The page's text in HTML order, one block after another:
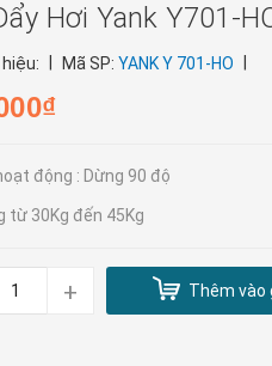
Hơi Yank Y701-
Mã SP: YANK Y 701-HO
động : Dừng 90 độ
từ 30Kg đến 45Kg
+ Thêm vào